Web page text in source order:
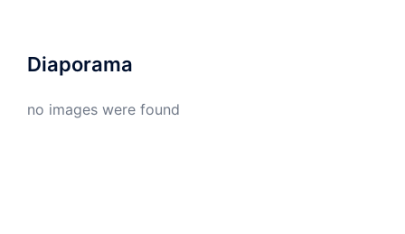
Diaporama
no images were found